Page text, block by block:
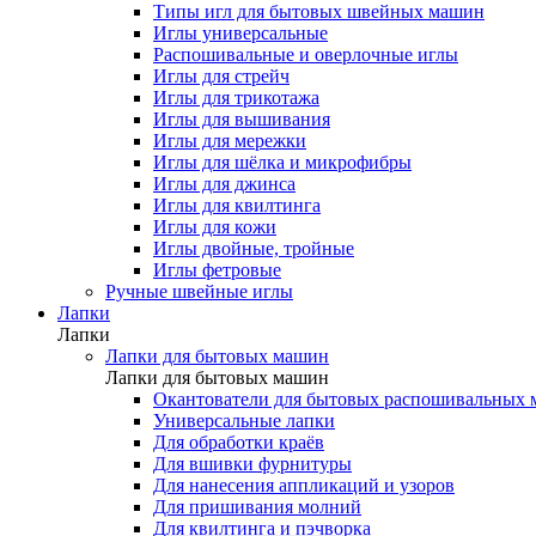
Типы игл для бытовых швейных машин
Иглы универсальные
Распошивальные и оверлочные иглы
Иглы для стрейч
Иглы для трикотажа
Иглы для вышивания
Иглы для мережки
Иглы для шёлка и микрофибры
Иглы для джинса
Иглы для квилтинга
Иглы для кожи
Иглы двойные, тройные
Иглы фетровые
Ручные швейные иглы
Лапки
Лапки
Лапки для бытовых машин
Лапки для бытовых машин
Окантователи для бытовых распошивальных
Универсальные лапки
Для обработки краёв
Для вшивки фурнитуры
Для нанесения аппликаций и узоров
Для пришивания молний
Для квилтинга и пэчворка